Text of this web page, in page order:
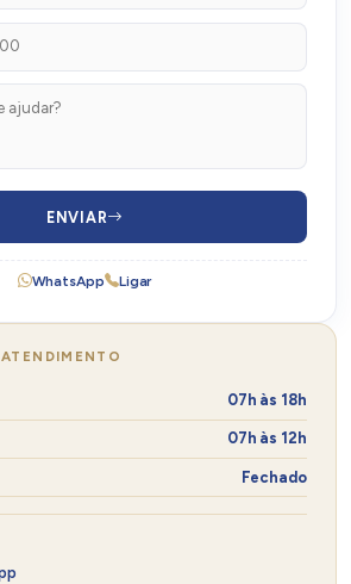
ENVIAR
WhatsApp Ligar
07h às 18h
07h às 12h
Fechado